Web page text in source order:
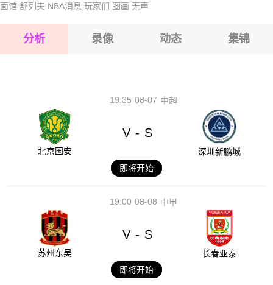
2026-08-15 【越南甲】 隆安VS归仁联
面馆 舒列夫 NBA消息 玩家们 图画 无声
分析 录像 动态 集锦
08-07
19:35 中超
北京国安
V - S
深圳新鹏城
即将开始
08-08
19:00 中甲
苏州东吴
V - S
长春亚泰
即将开始